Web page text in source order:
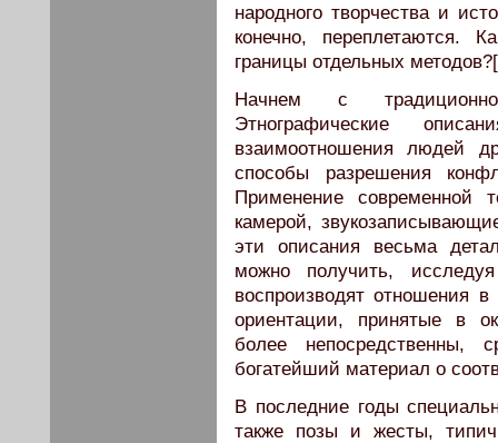
народного творчества и
конечно, переплетаются.
границы отдельных
Начнем с
Этнографические
взаимоотношения людей
способы разрешения
Применение современной
камерой,
эти описания весьма
можно получить,
воспроизводят отношения
ориентации, принятые в
более непосредственны,
богатейший материал о
В последние годы
также позы и жесты,